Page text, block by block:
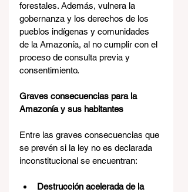
forestales. Además, vulnera la
gobernanza y los derechos de los
pueblos indígenas y comunidades
de la Amazonía, al no cumplir con el
proceso de consulta previa y
consentimiento.
Graves consecuencias para la
Amazonía y sus habitantes
Entre las graves consecuencias que
se prevén si la ley no es declarada
inconstitucional se encuentran:
Destrucción acelerada de la